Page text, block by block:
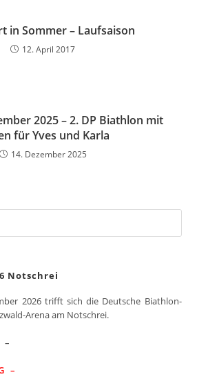
in Sommer – Laufsaison
12. April 2017
2025 – 2. DP Biathlon mit
für Yves und Karla
14. Dezember 2025
Notschrei
2026 trifft sich die Deutsche Biathlon-
Arena am Notschrei.
–
–